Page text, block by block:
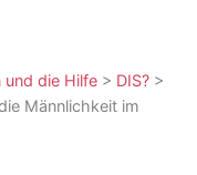
und die Hilfe > DIS? >
Männlichkeit im